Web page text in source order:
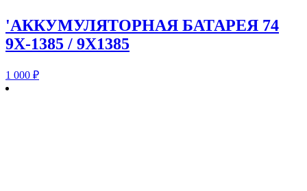
'АККУМУЛЯТОРНАЯ БАТАРЕЯ 74
9X-1385 / 9X1385
1 000 ₽